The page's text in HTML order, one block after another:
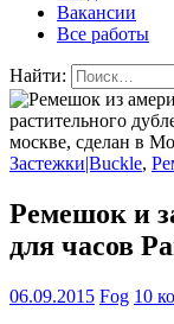
Вакансии
Все работы
Найти:
Застежки|Buckle,
Ремешок и
для часов
06.09.2015 Fog 10